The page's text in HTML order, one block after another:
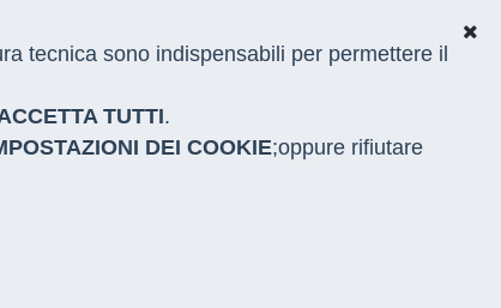
tecnica sono indispensabili per permettere il
TUTTI.
DEI COOKIE;oppure rifiutare